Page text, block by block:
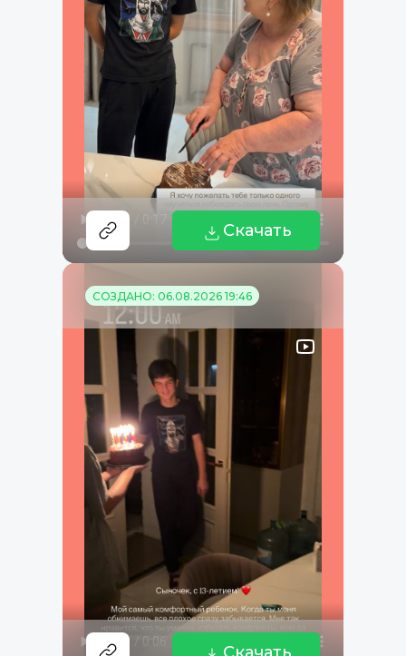
Скачать
СОЗДАНО: 06.08.2026 19:46